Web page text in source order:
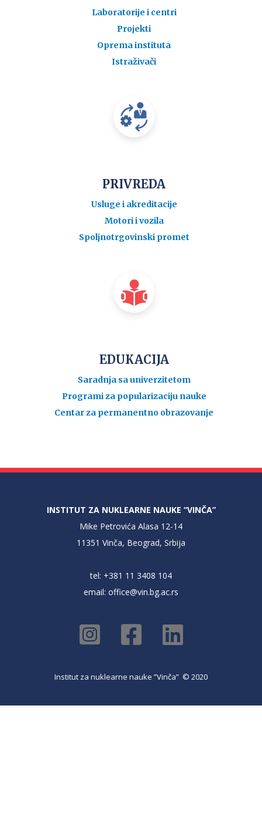
Laboratorije i centri
Projekti
Oprema instituta
Istraživači
PRIVREDA
Usluge i akreditacije
Motori i vozila
Spoljnotrgovinski promet
EDUKACIJA
Saradnja sa univerzitetom
Programi za popularizaciju nauke
Centar za permanentno obrazovanje
INSTITUT ZA NUKLEARNE NAUKE “VINČA”
Mike Petrovića Alasa 12-14
11351 Vinča, Beograd, Srbija
tel: +381 11 3408 104
email: office@vin.bg.ac.rs
Institut za nuklearne nauke ”Vinča” © 2020